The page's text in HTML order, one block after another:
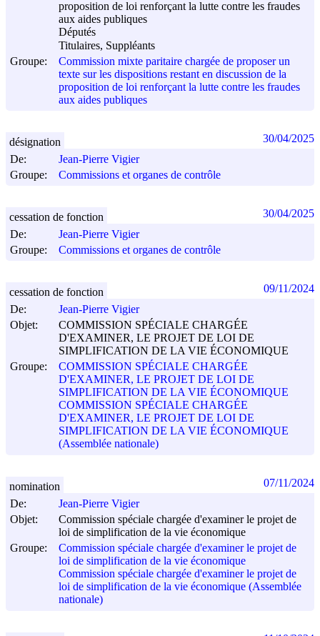
proposition de loi renforçant la lutte contre les fraudes
aux aides publiques
Députés
Titulaires, Suppléants
Groupe:
Commission mixte paritaire chargée de proposer un
texte sur les dispositions restant en discussion de la
proposition de loi renforçant la lutte contre les fraudes
aux aides publiques
De:
Jean-Pierre Vigier
Groupe:
Commissions et organes de contrôle
désignation 30/04/2025
De:
Jean-Pierre Vigier
Groupe:
Commissions et organes de contrôle
cessation de fonction 30/04/2025
De:
Jean-Pierre Vigier
Objet:
COMMISSION SPÉCIALE CHARGÉE
D'EXAMINER, LE PROJET DE LOI DE
SIMPLIFICATION DE LA VIE ÉCONOMIQUE
Groupe:
COMMISSION SPÉCIALE CHARGÉE
D'EXAMINER, LE PROJET DE LOI DE
SIMPLIFICATION DE LA VIE ÉCONOMIQUE
COMMISSION SPÉCIALE CHARGÉE
D'EXAMINER, LE PROJET DE LOI DE
SIMPLIFICATION DE LA VIE ÉCONOMIQUE
(Assemblée nationale)
cessation de fonction 09/11/2024
De:
Jean-Pierre Vigier
Objet:
Commission spéciale chargée d'examiner le projet de
loi de simplification de la vie économique
Groupe:
Commission spéciale chargée d'examiner le projet de
loi de simplification de la vie économique
Commission spéciale chargée d'examiner le projet de
loi de simplification de la vie économique (Assemblée
nationale)
nomination 07/11/2024